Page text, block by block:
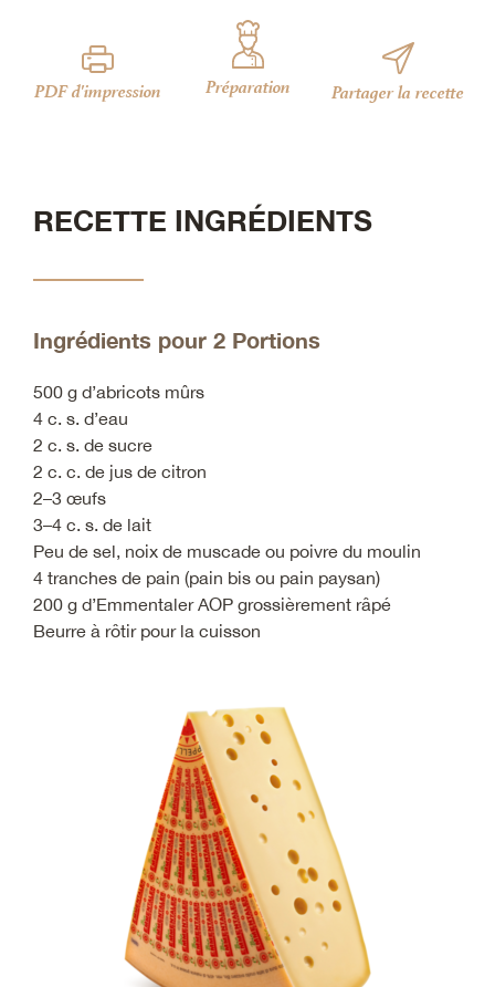
PDF d'impression Préparation Partager la recette
RECETTE INGRÉDIENTS
Ingrédients pour 2 Portions
500 g d’abricots mûrs
4 c. s. d’eau
2 c. s. de sucre
2 c. c. de jus de citron
2–3 œufs
3–4 c. s. de lait
Peu de sel, noix de muscade ou poivre du moulin
4 tranches de pain (pain bis ou pain paysan)
200 g d’Emmentaler AOP grossièrement râpé
Beurre à rôtir pour la cuisson